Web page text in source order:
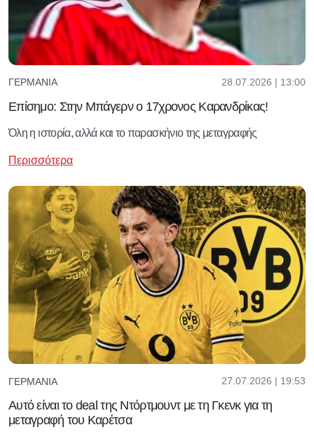
ΓΕΡΜΑΝΊΑ 28.07.2026 | 13:00
Επίσημο: Στην Μπάγερν ο 17χρονος Καρανδρίκας!
Όλη η ιστορία, αλλά και το παρασκήνιο της μεταγραφής
Περισσότερα
ΓΕΡΜΑΝΊΑ 27.07.2026 | 19:53
Αυτό είναι το deal της Ντόρτμουντ με τη Γκενκ για τη
μεταγραφή του Καρέτσα